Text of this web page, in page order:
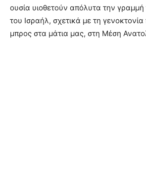
ουσία υιοθετούν απόλυτα την
του Ισραήλ, σχετικά με τη γενοκτονία
μπρος στα μάτια μας, στη Μέση